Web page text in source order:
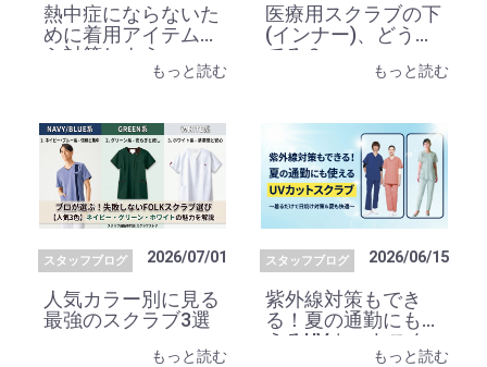
熱中症にならないた
めに着用アイテムか
ら対策しよう
もっと読む
医療用スクラブの下
(インナー)、どうし
てる？
もっと読む
スタッフブログ 2026/07/01
人気カラー別に見る
最強のスクラブ3選
もっと読む
スタッフブログ 2026/06/15
紫外線対策もでき
る！夏の通勤にも使
えるUVカットスク
もっと読む